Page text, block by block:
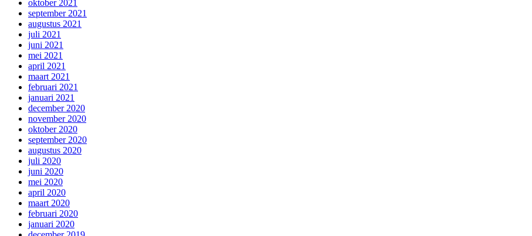
oktober 2021
september 2021
augustus 2021
juli 2021
juni 2021
mei 2021
april 2021
maart 2021
februari 2021
januari 2021
december 2020
november 2020
oktober 2020
september 2020
augustus 2020
juli 2020
juni 2020
mei 2020
april 2020
maart 2020
februari 2020
januari 2020